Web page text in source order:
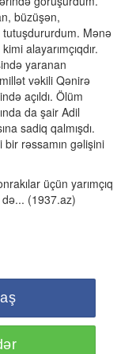
büzüşən,
tutuşdururdum. Mənə
alayarımçıqdır.
yaranan
vəkili Qənirə
açıldı. Ölüm
da şair Adil
sadiq qalmışdı.
bir rəssamın gəlişini
üçün yarımçıq
(1937.az)